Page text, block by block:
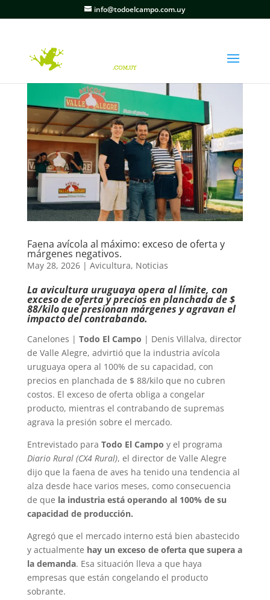
info@todoelcampo.com.uy
Faena avícola al máximo: exceso de oferta y
márgenes negativos.
May 28, 2026| Avicultura, Noticias
La avicultura uruguaya opera al límite, con
exceso de oferta y precios en planchada de $
88/kilo que presionan márgenes y agravan el
impacto del contrabando.
Canelones | Todo El Campo | Denis Villalva, director
de Valle Alegre, advirtió que la industria avícola
uruguaya opera al 100% de su capacidad, con
precios en planchada de $ 88/kilo que no cubren
costos. El exceso de oferta obliga a congelar
producto, mientras el contrabando de supremas
agrava la presión sobre el mercado.
Entrevistado para Todo El Campo y el programa
Diario Rural (CX4 Rural), el director de Valle Alegre
dijo que la faena de aves ha tenido una tendencia al
alza desde hace varios meses, como consecuencia
de que la industria está operando al 100% de su
capacidad de producción.
Agregó que el mercado interno está bien abastecido
y actualmente hay un exceso de oferta que supera a
la demanda. Esa situación lleva a que haya
empresas que están congelando el producto
sobrante.